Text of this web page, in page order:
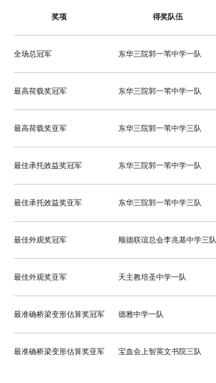
奖项 得奖队伍
全场总冠军 东华三院郭一苇中学一队
最高荷载奖冠军 东华三院郭一苇中学一队
最高荷载奖亚军 东华三院郭一苇中学三队
最佳承托效益奖冠军 东华三院郭一苇中学一队
最佳承托效益奖亚军 东华三院郭一苇中学三队
最佳外观奖冠军 顺德联谊总会李兆基中学三队
最佳外观奖亚军 天主教培圣中学一队
最准确桥梁变形估算奖冠军 德雅中学一队
最准确桥梁变形估算奖亚军 宝血会上智英文书院三队